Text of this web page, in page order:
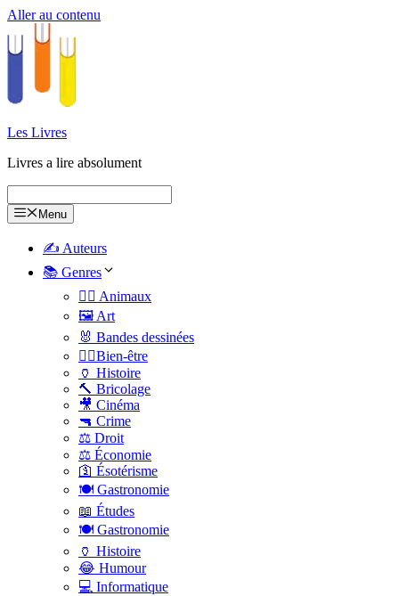
Aller au contenu
Les Livres
Livres a lire absolument
Menu
✍️ Auteurs
📚 Genres
🐕‍🦺 Animaux
🖼️ Art
🐰 Bandes dessinées
🧑‍⚕️Bien-être
🏺 Histoire
🔨 Bricolage
🎥 Cinéma
🔫 Crime
⚖️ Droit
⚖️ Économie
🛐 Ésotérisme
🍽️ Gastronomie
📖 Études
🍽️ Gastronomie
🏺 Histoire
😂 Humour
💻 Informatique